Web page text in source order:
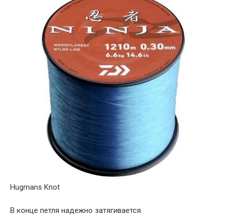
Hugmans Knot
В конце петля надежно затягивается.